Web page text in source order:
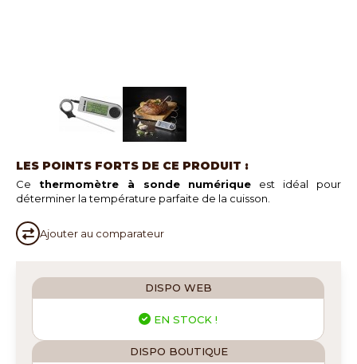
LES POINTS FORTS DE CE PRODUIT :
Ce thermomètre à sonde numérique est idéal pour
déterminer la température parfaite de la cuisson.
Ajouter au comparateur
DISPO WEB
EN STOCK !
DISPO BOUTIQUE